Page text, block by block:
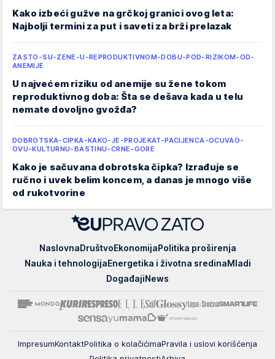
Kako izbeći gužve na grčkoj granici ovog leta:
Najbolji termini za put i saveti za brži prelazak
ZASTO-SU-ZENE-U-REPRODUKTIVNOM-DOBU-POD-RIZIKOM-OD-
ANEMIJE
U najvećem riziku od anemije su žene tokom
reproduktivnog doba: Šta se dešava kada u telu
nemate dovoljno gvožđa?
DOBROTSKA-CIPKA-KAKO-JE-PROJEKAT-PACIJENCA-OCUVAO-
OVU-KULTURNU-BASTINU-CRNE-GORE
Kako je sačuvana dobrotska čipka? Izrađuje se
ručno i uvek belim koncem, a danas je mnogo više
od rukotvorine
EUpravo
zato
NaslovnaDruštvoEkonomijaPolitika proširenja
Nauka i tehnologijaEnergetika i životna sredinaMladi
DogađajiNews
ImpresumKontaktPolitika o kolačićimaPravila i uslovi korišćenja